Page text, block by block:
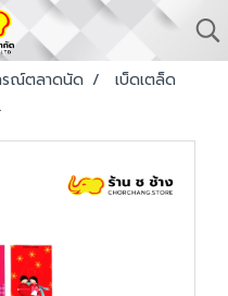
ณ์ตลาดนัด
เบ็ดเตล็ด